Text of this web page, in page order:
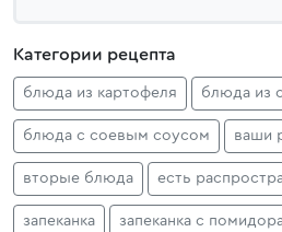
Категории рецепта
блюда из картофеля блюда из
блюда с соевым соусом ваши
вторые блюда есть
запеканка запеканка с